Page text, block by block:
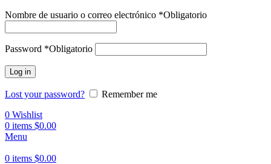
Nombre de usuario o correo electrónico *Obligatorio
Password *Obligatorio
Log in
Lost your password?
Remember me
0 Wishlist
0 items $0.00
Menu
0 items $0.00